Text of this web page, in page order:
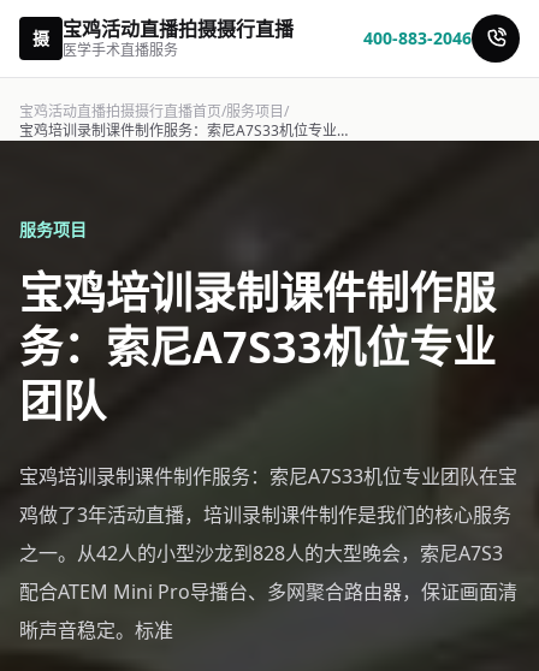
摄 宝鸡活动直播拍摄摄行直播
医学手术直播服务
400-883-2046
宝鸡活动直播拍摄摄行直播首页/服务项目/
宝鸡培训录制课件制作服务：索尼A7S33机位专业团队-摄行直播
服务项目
宝鸡培训录制课件制作服
务：索尼A7S33机位专业
团队
宝鸡培训录制课件制作服务：索尼A7S33机位专业团队在宝
鸡做了3年活动直播，培训录制课件制作是我们的核心服务
之一。从42人的小型沙龙到828人的大型晚会，索尼A7S3
配合ATEM Mini Pro导播台、多网聚合路由器，保证画面清
晰声音稳定。标准